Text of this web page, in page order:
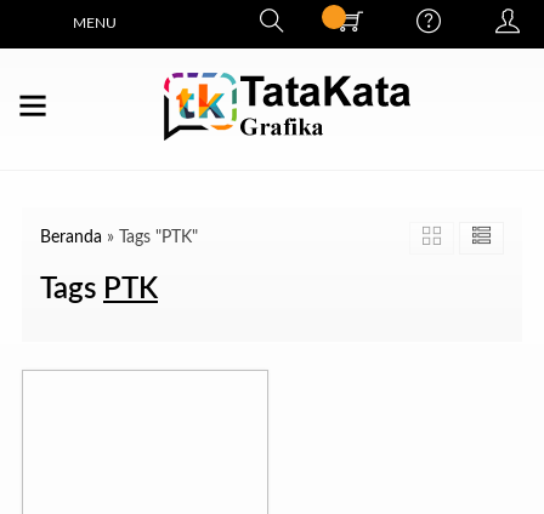
MENU
Beranda » Tags "PTK"
Tags PTK